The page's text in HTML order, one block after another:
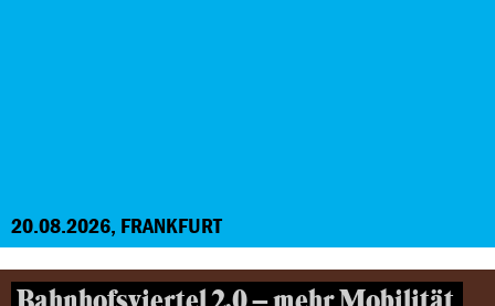
20.08.2026, FRANKFURT